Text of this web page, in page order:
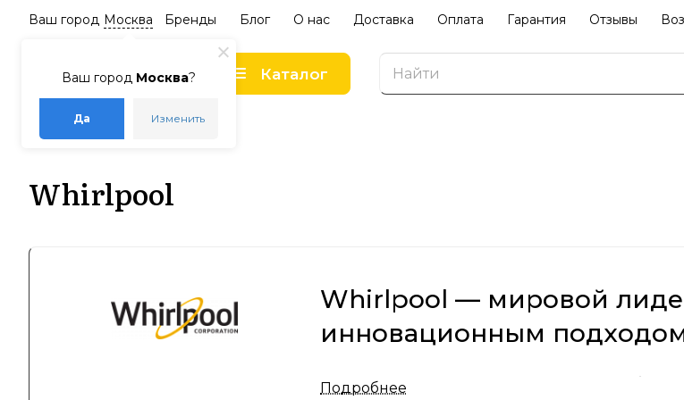
Ваш город Москва?
Да Изменить
Ваш город Москва Бренды Блог О нас Доставка Оплата Гарантия Отзывы
Каталог
Главная – Бренды
Whirlpool
Whirlpool — мировой
инновационным
Whirlpool — известный международный бренд,
Подробнее